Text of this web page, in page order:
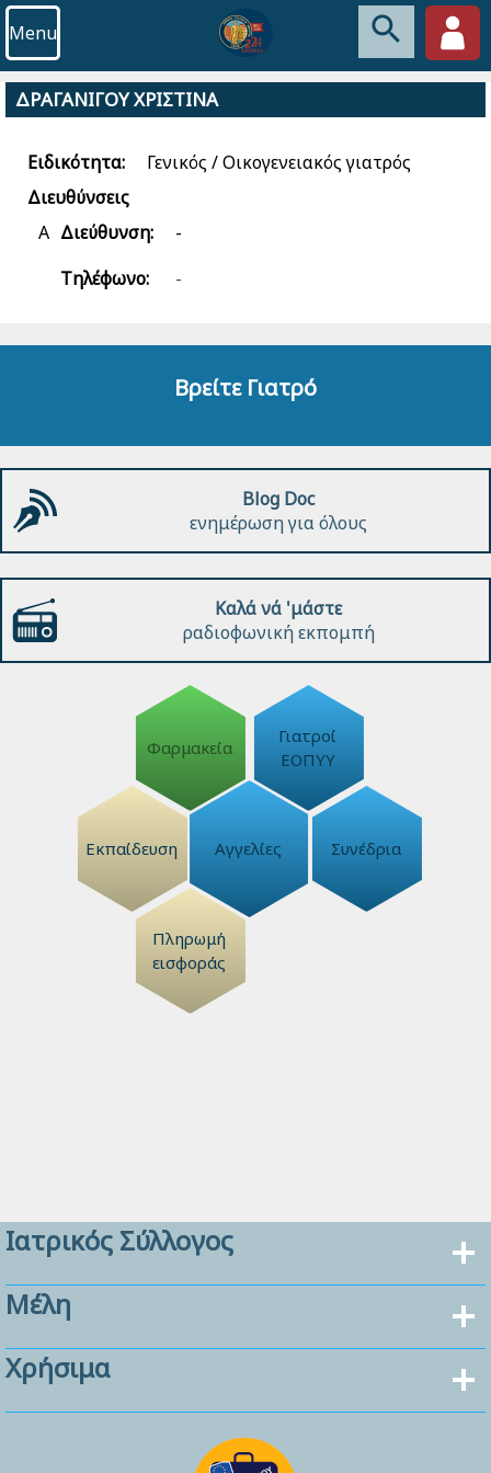
Menu
ΔΡΑΓΑΝΙΓΟΥ ΧΡΙΣΤΙΝΑ
Ειδικότητα:
Γενικός / Οικογενειακός γιατρός
Διευθύνσεις
Α Διεύθυνση:
-
Τηλέφωνο:
-
Βρείτε Γιατρό
Blog Doc
ενημέρωση για όλους
Καλά νά 'μάστε
ραδιοφωνική εκπομπή
Φαρμακεία
Γιατροί
ΕΟΠΥΥ
Εκπαίδευση Αγγελίες Συνέδρια
Πληρωμή
εισφοράς
Ιατρικός Σύλλογος
Μέλη
Χρήσιμα